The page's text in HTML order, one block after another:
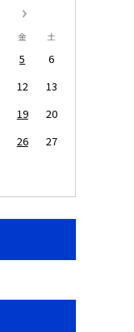
金 土
5
6
12
13
19
20
26
27